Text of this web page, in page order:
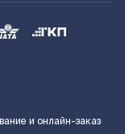
и онлайн-заказ